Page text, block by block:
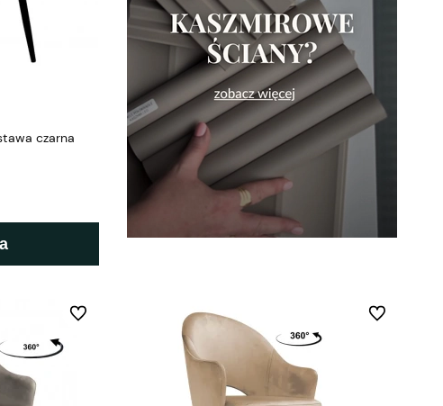
czarna
Do ulubionych Do ulubionych